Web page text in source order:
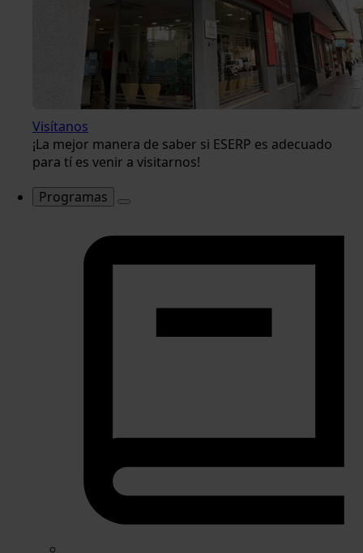
Visítanos
¡La mejor manera de saber si ESERP es adecuado
para tí es venir a visitarnos!
Programas